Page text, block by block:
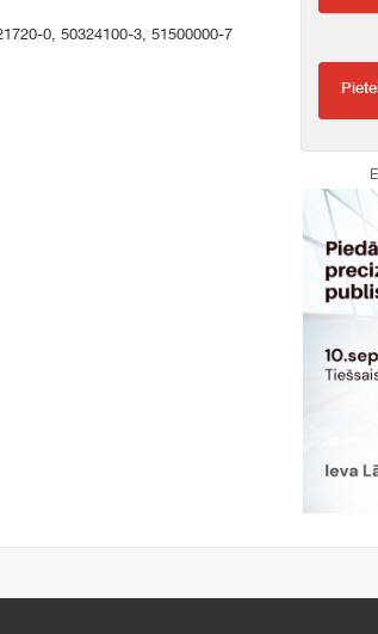
0, 50324100-3, 51500000-7